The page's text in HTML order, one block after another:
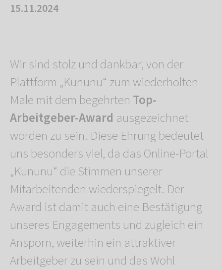
15.11.2024
Wir sind stolz und dankbar, von der
Plattform „Kununu“ zum wiederholten
Male mit dem begehrten Top-
Arbeitgeber-Award ausgezeichnet
worden zu sein. Diese Ehrung bedeutet
uns besonders viel, da das Online-Portal
„Kununu“ die Stimmen unserer
Mitarbeitenden wiederspiegelt. Der
Award ist damit auch eine Bestätigung
unseres Engagements und zugleich ein
Ansporn, weiterhin ein attraktiver
Arbeitgeber zu sein und das Wohl